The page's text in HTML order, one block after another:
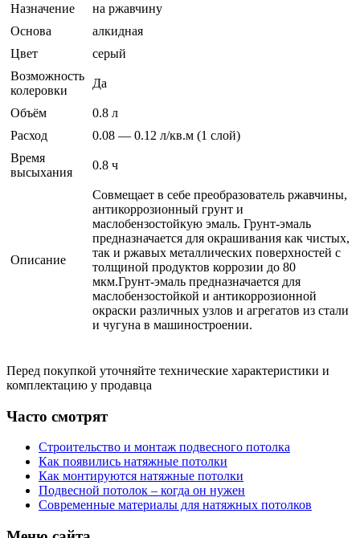
Назначение
на ржавчину
Основа
алкидная
Цвет
серый
Возможность
колеровки
Да
Объём
0.8 л
Расход
0.08 — 0.12 л/кв.м (1 слой)
Время
высыхания
0.8 ч
Описание
Совмещает в себе преобразователь ржавчины,
антикоррозионный грунт и
маслобензостойкую эмаль. Грунт-эмаль
предназначается для окрашивания как чистых,
так и ржавых металлических поверхностей с
толщиной продуктов коррозии до 80
мкм.Грунт-эмаль предназначается для
маслобензостойкой и антикоррозионной
окраски различных узлов и агрегатов из стали
и чугуна в машиностроении.
Перед покупкой уточняйте технические характеристики и
комплектацию у продавца
Часто смотрят
Строительство и монтаж подвесного потолка
Как появились натяжные потолки
Как монтируются натяжные потолки
Подвесной потолок – когда он нужен
Современные материалы для натяжных потолков